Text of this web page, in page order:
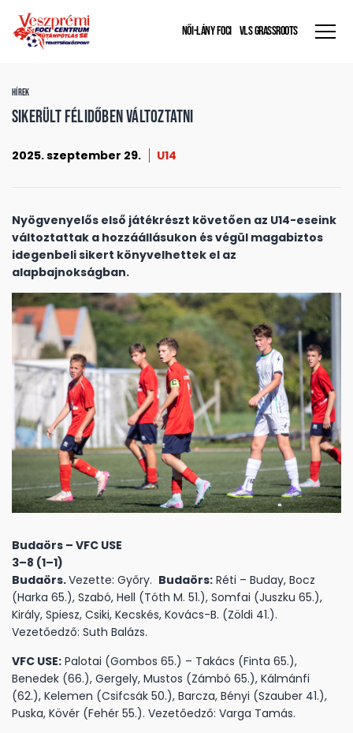
NŐI-LÁNY FOCI VLS GRASSROOTS
HÍREK
Sikerült félidőben változtatni
2025. szeptember 29. U14
Nyögvenyelős első játékrészt követően az U14-eseink
változtattak a hozzáállásukon és végül magabiztos
idegenbeli sikert könyvelhettek el az
alapbajnokságban.
Budaörs – VFC USE
3–8 (1–1)
Budaörs.Vezette: Győry. Budaörs: Réti – Buday, Bocz
(Harka 65.), Szabó, Hell (Tóth M. 51.), Somfai (Juszku 65.),
Király, Spiesz, Csiki, Kecskés, Kovács-B. (Zöldi 41.).
Vezetőedző: Suth Balázs.
VFC USE: Palotai (Gombos 65.) – Takács (Finta 65.),
Benedek (66.), Gergely, Mustos (Zámbó 65.), Kálmánfi
(62.), Kelemen (Csifcsák 50.), Barcza, Bényi (Szauber 41.),
Puska, Kövér (Fehér 55.). Vezetőedző: Varga Tamás.